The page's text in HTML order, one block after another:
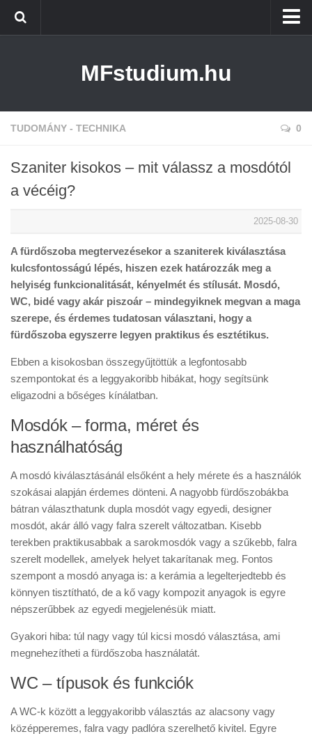
Tudomány – Technika
Web
MFstudium.hu
TUDOMÁNY - TECHNIKA 0
Szaniter kisokos – mit válassz a mosdótól
a vécéig?
2025-08-30
A fürdőszoba megtervezésekor a szaniterek kiválasztása
kulcsfontosságú lépés, hiszen ezek határozzák meg a
helyiség funkcionalitását, kényelmét és stílusát. Mosdó,
WC, bidé vagy akár piszoár – mindegyiknek megvan a maga
szerepe, és érdemes tudatosan választani, hogy a
fürdőszoba egyszerre legyen praktikus és esztétikus.
Ebben a kisokosban összegyűjtöttük a legfontosabb
szempontokat és a leggyakoribb hibákat, hogy segítsünk
eligazodni a bőséges kínálatban.
Mosdók – forma, méret és
használhatóság
A mosdó kiválasztásánál elsőként a hely mérete és a használók
szokásai alapján érdemes dönteni. A nagyobb fürdőszobákba
bátran választhatunk dupla mosdót vagy egyedi, designer
mosdót, akár álló vagy falra szerelt változatban. Kisebb
terekben praktikusabbak a sarokmosdók vagy a szűkebb, falra
szerelt modellek, amelyek helyet takarítanak meg. Fontos
szempont a mosdó anyaga is: a kerámia a legelterjedtebb és
könnyen tisztítható, de a kő vagy kompozit anyagok is egyre
népszerűbbek az egyedi megjelenésük miatt.
Gyakori hiba: túl nagy vagy túl kicsi mosdó választása, ami
megnehezítheti a fürdőszoba használatát.
WC – típusok és funkciók
A WC-k között a leggyakoribb választás az alacsony vagy
középperemes, falra vagy padlóra szerelhető kivitel. Egyre